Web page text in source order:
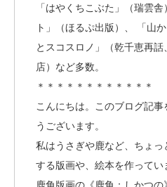
「はやくちこぶた」（瑞雲
ト」（ほるぷ出版）、 「山
とスコスロノ」（乾千恵再
店）など多数。
＊＊＊＊＊＊＊＊＊＊＊＊
こんにちは。このブログ記
うございます。
私はうさぎや鹿など、ちょ
する版画や、絵本を作ってい